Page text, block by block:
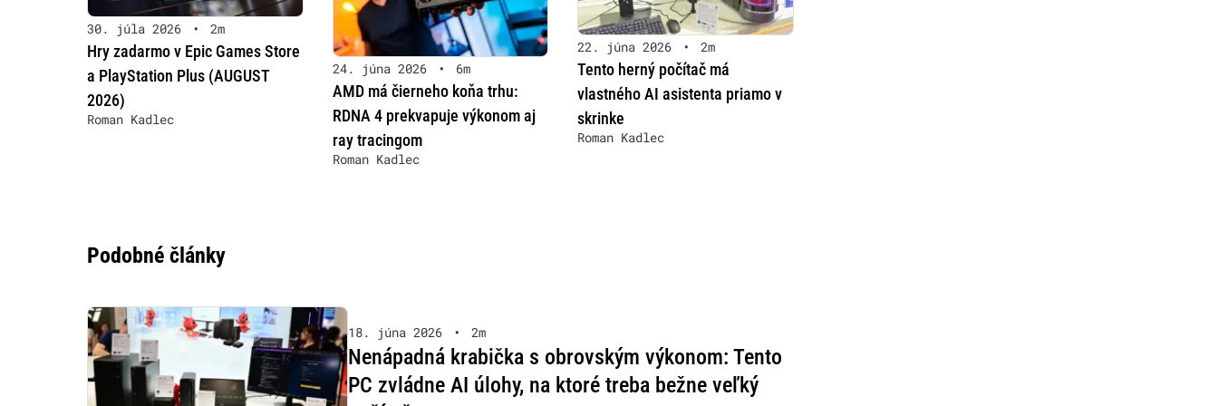
30. júla 2026 • 2m
Hry zadarmo v Epic Games Store
a PlayStation Plus (AUGUST
2026)
Roman Kadlec
24. júna 2026 • 6m
AMD má čierneho koňa trhu:
RDNA 4 prekvapuje výkonom aj
ray tracingom
Roman Kadlec
22. júna 2026 • 2m
Tento herný počítač má
vlastného AI asistenta priamo v
skrinke
Roman Kadlec
Podobné články
18. júna 2026 • 2m
Nenápadná krabička s obrovským výkonom: Tento
PC zvládne AI úlohy, na ktoré treba bežne veľký